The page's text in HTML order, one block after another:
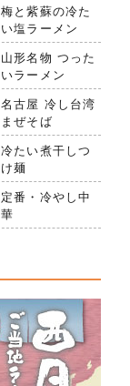
梅と紫蘇の冷た
い塩ラーメン
山形名物 つった
いラーメン
名古屋 冷し台湾
まぜそば
冷たい煮干しつ
け麺
定番・冷やし中
華